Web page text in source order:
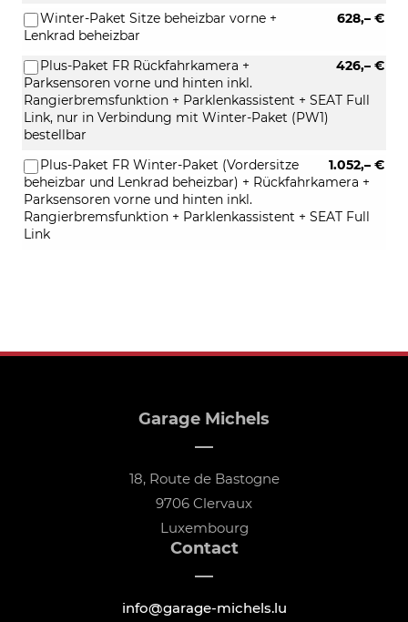
628,– €
Winter-Paket Sitze beheizbar vorne +
Lenkrad beheizbar
426,– €
Plus-Paket FR Rückfahrkamera +
Parksensoren vorne und hinten inkl.
Rangierbremsfunktion + Parklenkassistent + SEAT Full
Link, nur in Verbindung mit Winter-Paket (PW1)
bestellbar
1.052,– €
Plus-Paket FR Winter-Paket (Vordersitze
beheizbar und Lenkrad beheizbar) + Rückfahrkamera +
Parksensoren vorne und hinten inkl.
Rangierbremsfunktion + Parklenkassistent + SEAT Full
Link
Garage Michels
18, Route de Bastogne
9706 Clervaux
Luxembourg
Contact
info@garage-michels.lu